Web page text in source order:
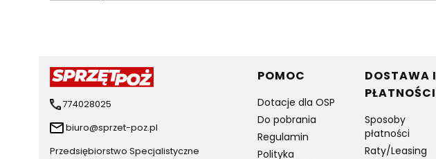
774028025
biuro@sprzet-poz.pl
Przedsiębiorstwo Specjalistyczne
Linki w stopce
POMOC
Dotacje dla OSP
Do pobrania
Regulamin
Polityka
DOSTAWA I
PŁATNOŚCI
Sposoby
płatności
Raty/Leasing